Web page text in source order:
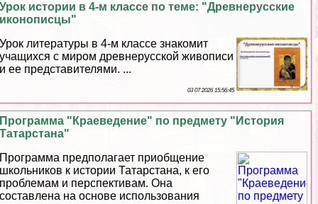
Урок истории в 4-м классе по теме: "Древнерусские
иконописцы"
Урок литературы в 4-м классе знакомит
учащихся с миром древнерусской живописи
и ее представителями. ...
03 07 2026 15:56:45
Программа "Краеведение" по предмету "История
Татарстана"
Программа предполагает приобщение
школьников к истории Татарстана, к его
проблемам и перспективам. Она
составлена на основе использования